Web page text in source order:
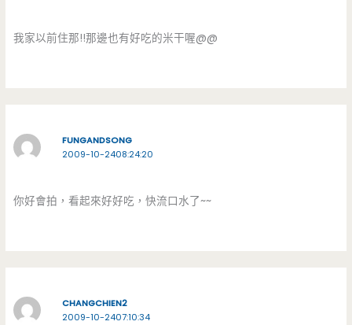
我家以前住那!!那邊也有好吃的米干喔@@
FUNGANDSONG
2009-10-2408:24:20
你好會拍，看起來好好吃，快流口水了~~
CHANGCHIEN2
2009-10-2407:10:34